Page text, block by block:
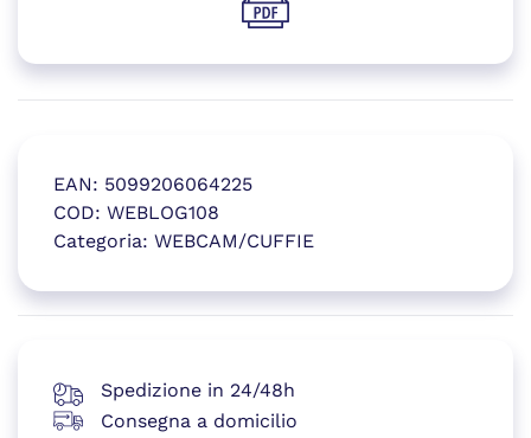
EAN: 5099206064225
COD: WEBLOG108
Categoria: WEBCAM/CUFFIE
(si apre in una nuova
(si apre in una nuova
Spedizione in 24/48h
Consegna a domicilio